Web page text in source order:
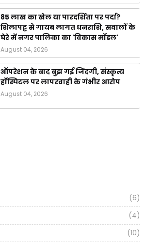
85 लाख का खेल या पारदर्शिता पर पर्दा?
शिलापट्ट से गायब लागत धनराशि, सवालों के
घेरे में नगर पालिका का 'विकास मॉडल'
August 04, 2026
ऑपरेशन के बाद बुझ गई जिंदगी, संस्कृत्य
हॉस्पिटल पर लापरवाही के गंभीर आरोप
August 04, 2026
(6)
(4)
(10)